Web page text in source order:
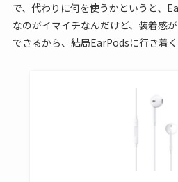
で、代わりに何を使うかというと、
なのがイマイチなんだけど、装着感
できるから、結局EarPodsに行き着く